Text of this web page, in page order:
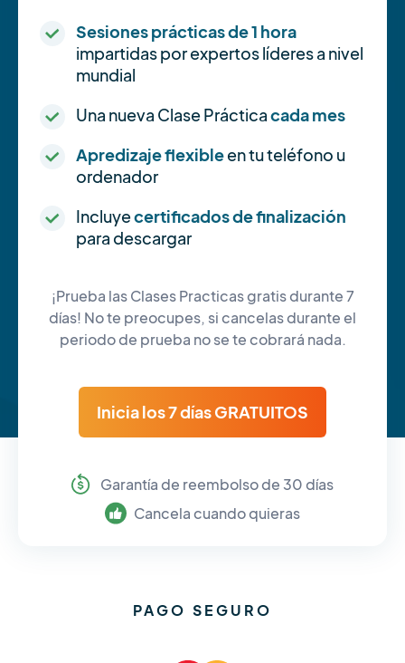
Sesiones prácticas de 1 hora
impartidas por expertos líderes a nivel
mundial
Una nueva Clase Prácticacada mes
Apredizaje flexibleen tu teléfono u
ordenador
Incluyecertificados de finalización
para descargar
¡Prueba las Clases Practicas gratis durante 7
días! No te preocupes, si cancelas durante el
periodo de prueba no se te cobrará nada.
Inicia los 7 días GRATUITOS
Garantía de reembolso de 30 días
Cancela cuando quieras
PAGO SEGURO